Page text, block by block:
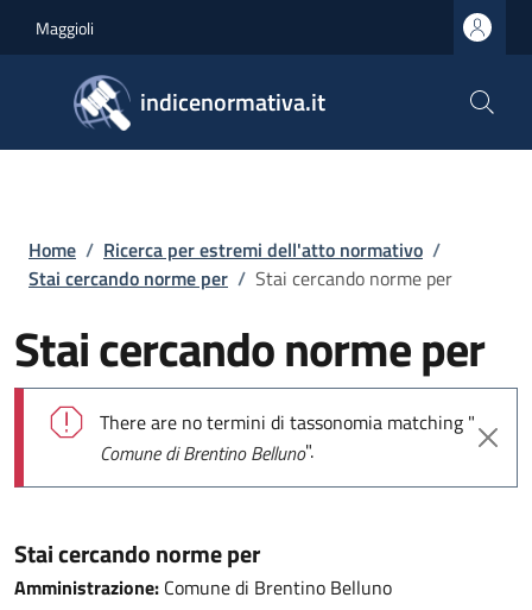
Maggioli
indicenormativa.it
Briciole di pane
Home / Ricerca per estremi dell'atto normativo /
Stai cercando norme per / Stai cercando norme per
Stai cercando norme per
Messaggio di errore
There are no termini di tassonomia matching "
Comune di Brentino Belluno".
Stai cercando norme per
Amministrazione: Comune di Brentino Belluno